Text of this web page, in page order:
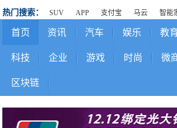
热门搜索： SUV APP 支付宝 马云 智能
首页 资讯 汽车 娱乐 教
科技 企业 游戏 时尚 微
区块链